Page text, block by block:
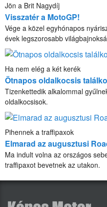
Jön a Brit Nagydíj
Visszatér a MotoGP!
Vége a közel egyhónapos
évek legszorosabb
Ha nem elég a két kerék
Ötnapos oldalkocsis
Tizenkettedik alkalommal
oldalkocsisok.
Pihennek a traffipaxok
Elmarad az augusztusi
Ma indult volna az országos
traffipaxot bevetnek az utakon.